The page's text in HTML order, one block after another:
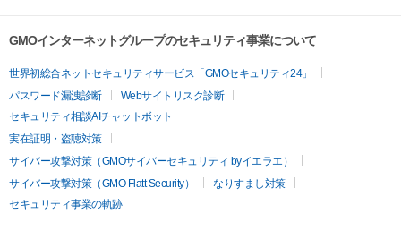
GMOインターネットグループのセキュリティ事業について
世界初総合ネットセキュリティサービス「GMOセキュリティ24」
パスワード漏洩診断
Webサイトリスク診断
セキュリティ相談AIチャットボット
実在証明・盗聴対策
サイバー攻撃対策（GMOサイバーセキュリティ byイエラエ）
サイバー攻撃対策（GMO Flatt Security）
なりすまし対策
セキュリティ事業の軌跡